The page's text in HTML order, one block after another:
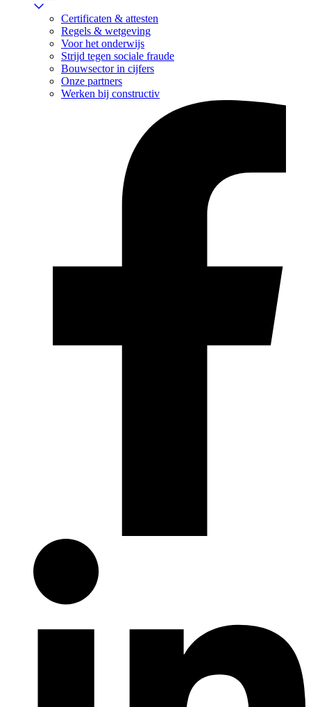
Certificaten & attesten
Regels & wetgeving
Voor het onderwijs
Strijd tegen sociale fraude
Bouwsector in cijfers
Onze partners
Werken bij constructiv